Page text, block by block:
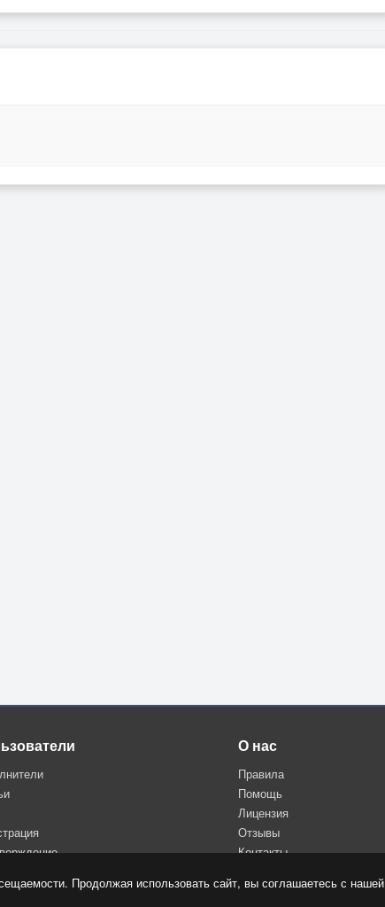
Продолжая использовать сайт, вы соглашаетесь с нашей
О нас
Правила
Помощь
Лицензия
Отзывы
Контакты